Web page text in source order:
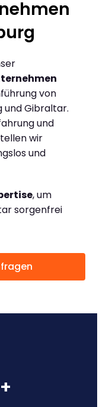
von
und Gibraltar.
und
wir
und
, um
sorgenfrei